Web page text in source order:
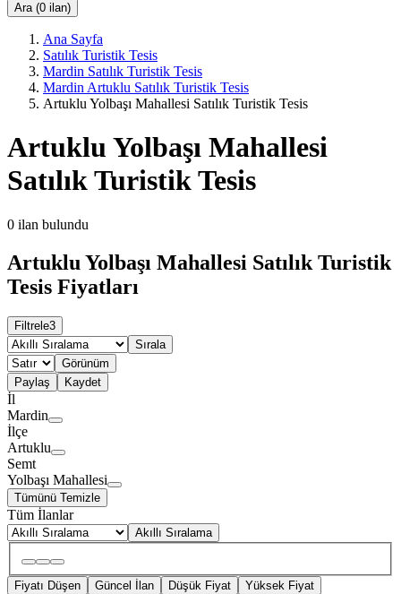
Ara (0 ilan)
Ana Sayfa
Satılık Turistik Tesis
Mardin Satılık Turistik Tesis
Mardin Artuklu Satılık Turistik Tesis
Artuklu Yolbaşı Mahallesi Satılık Turistik Tesis
Artuklu Yolbaşı Mahallesi
Satılık Turistik Tesis
0 ilan bulundu
Artuklu Yolbaşı Mahallesi Satılık Turistik
Tesis Fiyatları
Filtrele3
Sırala
Görünüm
Paylaş
Kaydet
İl
Mardin
İlçe
Artuklu
Semt
Yolbaşı Mahallesi
Tümünü Temizle
Tüm İlanlar
Akıllı Sıralama
Fiyatı Düşen Güncel İlan Düşük Fiyat Yüksek Fiyat